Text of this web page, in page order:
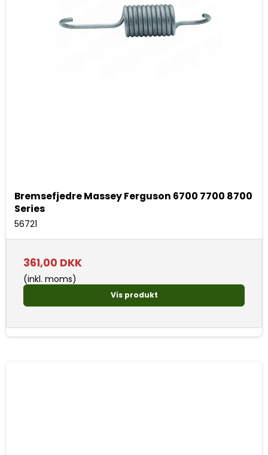
Bremsefjedre Massey Ferguson 6700 7700 8700
Series
56721
361,00 DKK
(inkl. moms)
Vis produkt